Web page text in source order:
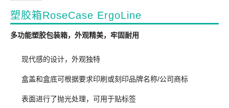
塑胶箱RoseCase ErgoLine
多功能塑胶包装箱，外观精美，牢固耐用
现代感的设计，外观独特
盒盖和盒底可根据要求印刷或刻印品牌名称/公司商标
表面进行了抛光处理，可用于贴标签